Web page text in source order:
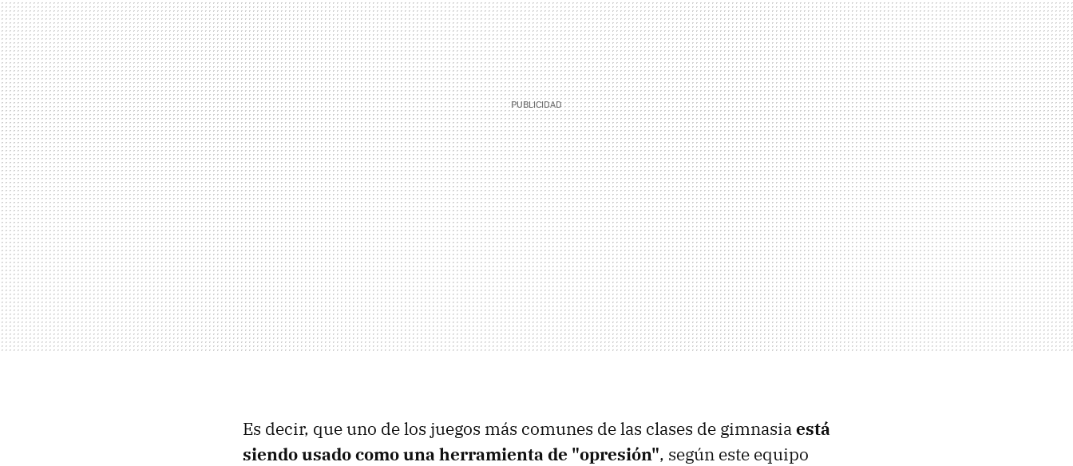
Es decir, que uno de los juegos más comunes de las clases de gimnasiaestá
siendo usado como una herramienta de "opresión", según este equipo